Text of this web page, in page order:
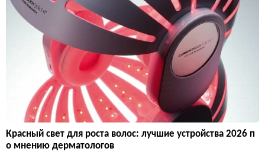
Красный свет для роста волос: лучшие устройства 2026 п
о мнению дерматологов